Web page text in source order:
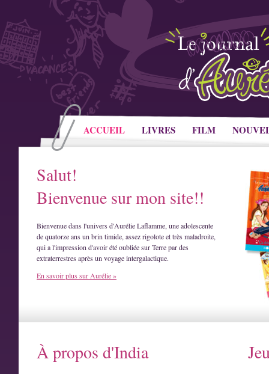
ACCUEIL LIVRES FILM
Salut!
Bienvenue sur mon site!!
Bienvenue dans l'univers d'Aurélie Laflamme, une adolescente
de quatorze ans un brin timide, assez rigolote et très maladroite,
qui a l'impression d'avoir été oubliée sur Terre par des
extraterrestres après un voyage intergalactique.
En savoir plus sur Aurélie »
À propos d'India